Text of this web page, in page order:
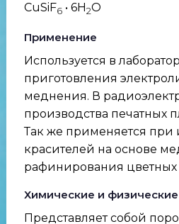
CuSiF6• 6H2O
Применение
Используется в
приготовления
меднения. В
производства печатных
Так же применяется при
красителей на основе
рафинирования цветных
Химические и физические
Представляет собой